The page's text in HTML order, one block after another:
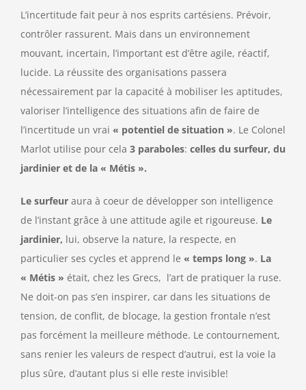
L’incertitude fait peur à nos esprits cartésiens. Prévoir,
contrôler rassurent. Mais dans un environnement
mouvant, incertain, l’important est d’être agile, réactif,
lucide. La réussite des organisations passera
nécessairement par la capacité à mobiliser les aptitudes,
valoriser l’intelligence des situations afin de faire de
l’incertitude un vrai « potentiel de situation ». Le Colonel
Marlot utilise pour cela 3 paraboles: celles du surfeur, du
jardinier et de la « Métis ».
Le surfeur aura à coeur de développer son intelligence
de l’instant grâce à une attitude agile et rigoureuse. Le
jardinier, lui, observe la nature, la respecte, en
particulier ses cycles et apprend le « temps long ». La
« Métis » était, chez les Grecs, l’art de pratiquer la ruse.
Ne doit-on pas s’en inspirer, car dans les situations de
tension, de conflit, de blocage, la gestion frontale n’est
pas forcément la meilleure méthode. Le contournement,
sans renier les valeurs de respect d’autrui, est la voie la
plus sûre, d’autant plus si elle reste invisible!